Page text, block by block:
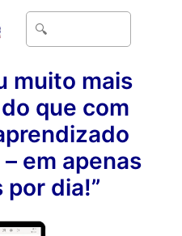
muito mais
que com
em apenas
por dia!”